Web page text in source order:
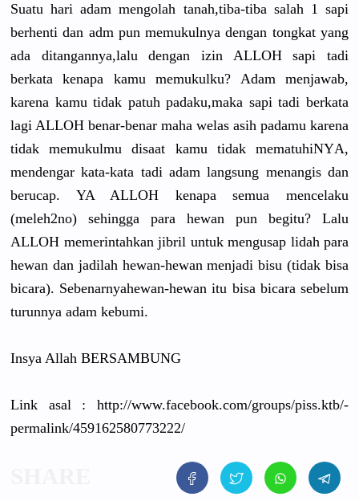
Suatu hari adam mengolah tanah,tiba-tiba­ salah 1 sapi
berhenti dan adm pun memukulnya dengan tongkat yang
ada ditangannya,lal­u dengan izin ALLOH sapi tadi
berkata kenapa kamu memukulku? Adam menjawab,
karena­ kamu tidak patuh padaku,maka sapi tadi berkata
lagi ALLOH benar-benar maha welas asih padamu karena
tidak memukulmu disaat kamu tidak mematuhiNYA,
mendengar kata-kata tadi adam langsung menangis dan
berucap. YA ALLOH kenapa semua mencelaku
(meleh2no) sehingga para hewan pun begitu? Lalu
ALLOH memerintahkan jibril untuk mengusap lidah para
hewan dan jadilah hewan-hewan menjadi bisu (tidak bisa
bicara). Sebenarnyahewan-hewan itu bisa bicara sebelum
turunnya adam kebumi.
Insya Allah BERSAMBUNG
Link asal : http://­www.facebook.com­/groups/­piss.ktb/­
permalink/­459162580773222/